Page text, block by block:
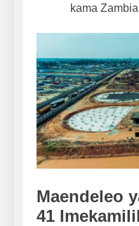
kama
Maendeleo
41